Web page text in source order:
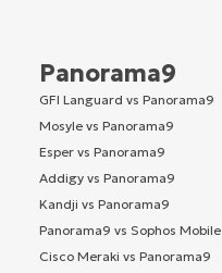
Panorama9
GFI Languard vs Panorama9
Mosyle vs Panorama9
Esper vs Panorama9
Addigy vs Panorama9
Kandji vs Panorama9
Panorama9 vs Sophos Mobile
Cisco Meraki vs Panorama9